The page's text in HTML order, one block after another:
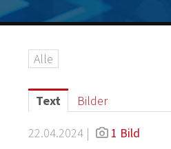
Logos
IT-Security
G DATA Campus
Kontakt
Alle
Text Bilder
22.04.2024 | 1 Bild